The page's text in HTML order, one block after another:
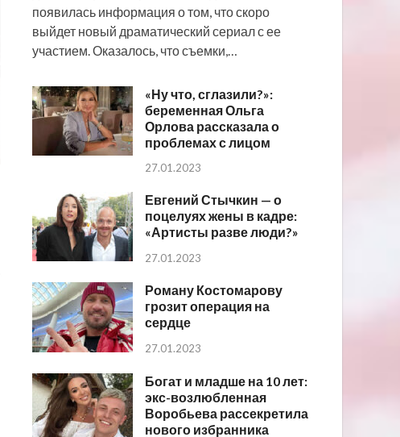
появилась информация о том, что скоро
выйдет новый драматический сериал с ее
участием. Оказалось, что съемки,…
«Ну что, сглазили?»:
беременная Ольга
Орлова рассказала о
проблемах с лицом
27.01.2023
Евгений Стычкин — о
поцелуях жены в кадре:
«Артисты разве люди?»
27.01.2023
Роману Костомарову
грозит операция на
сердце
27.01.2023
Богат и младше на 10 лет:
экс-возлюбленная
Воробьева рассекретила
нового избранника